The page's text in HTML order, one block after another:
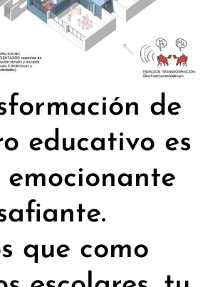
de
educativo es
que como